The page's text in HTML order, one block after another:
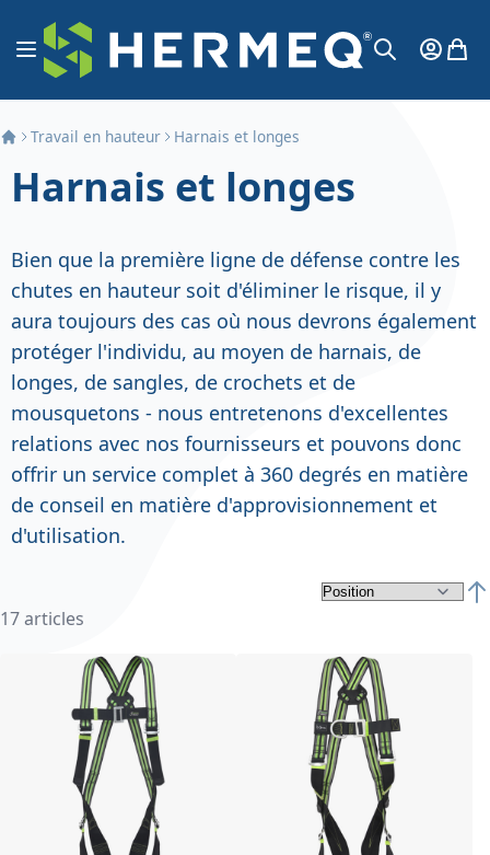
Aller au contenu
Affichage navigation
MonMon
Travail en hauteur Harnais et longes
Harnais et longes
Bien que la première ligne de défense contre les
chutes en hauteur soit d'éliminer le risque, il y
aura toujours des cas où nous devrons également
protéger l'individu, au moyen de harnais, de
longes, de sangles, de crochets et de
mousquetons - nous entretenons d'excellentes
relations avec nos fournisseurs et pouvons donc
offrir un service complet à 360 degrés en matière
de conseil en matière d'approvisionnement et
d'utilisation.
17articles